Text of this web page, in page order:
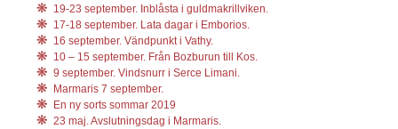
19-23 september. Inblåsta i guldmakrillviken.
17-18 september. Lata dagar i Emborios.
16 september. Vändpunkt i Vathy.
10 – 15 september. Från Bozburun till Kos.
9 september. Vindsnurr i Serce Limani.
Marmaris 7 september.
En ny sorts sommar 2019
23 maj. Avslutningsdag i Marmaris.